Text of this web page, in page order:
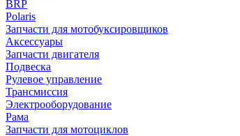
BRP
Polaris
Запчасти для мотобуксировщиков
Аксессуары
Запчасти двигателя
Подвеска
Рулевое управление
Трансмиссия
Электрооборудование
Рама
Запчасти для мотоциклов